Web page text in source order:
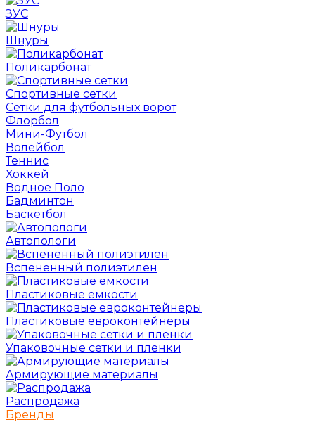
ЗУС
Шнуры
Поликарбонат
Спортивные сетки
Сетки для футбольных ворот
Флорбол
Мини-Футбол
Волейбол
Теннис
Хоккей
Водное Поло
Бадминтон
Баскетбол
Автопологи
Вспененный полиэтилен
Пластиковые емкости
Пластиковые евроконтейнеры
Упаковочные сетки и пленки
Армирующие материалы
Распродажа
Бренды